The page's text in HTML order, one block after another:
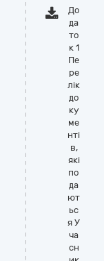
До
да
то
к 1
Пе
ре
лік
до
ку
ме
нті
в,
які
по
да
ют
ьс
я У
ча
сн